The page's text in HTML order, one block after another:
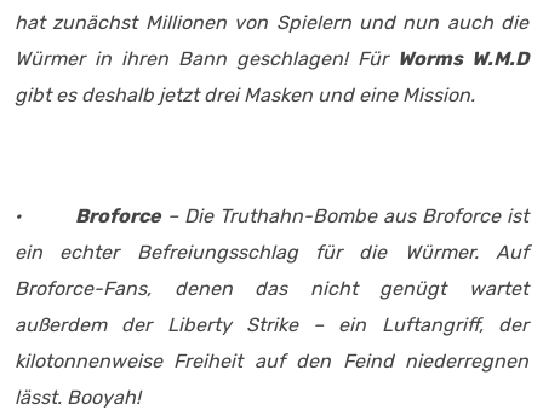
hat zunächst Millionen von Spielern und nun auch die
Würmer in ihren Bann geschlagen! Für Worms W.M.D
gibt es deshalb jetzt drei Masken und eine Mission.
· Broforce– Die Truthahn-Bombe aus Broforce ist
ein echter Befreiungsschlag für die Würmer. Auf
Broforce-Fans, denen das nicht genügt wartet
außerdem der Liberty Strike – ein Luftangriff, der
kilotonnenweise Freiheit auf den Feind niederregnen
lässt. Booyah!